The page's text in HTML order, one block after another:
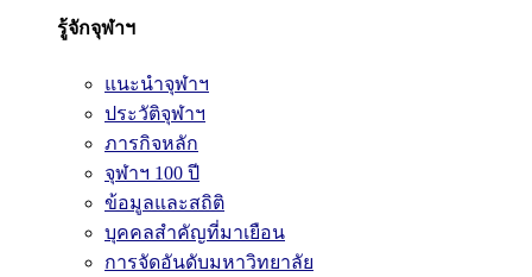
รู้จักจุฬาฯ
แนะนำจุฬาฯ
ประวัติจุฬาฯ
ภารกิจหลัก
จุฬาฯ 100 ปี
ข้อมูลและสถิติ
บุคคลสำคัญที่มาเยือน
การจัดอันดับมหาวิทยาลัย